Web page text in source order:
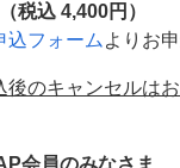
税込 4,400円）
込フォーム よりお
のキャンセルは
会員のみなさま